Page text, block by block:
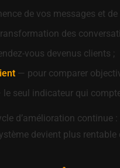
de vos messages et de
des
vous devenus clients ;
— pour comparer
le seul indicateur qui
d’amélioration
devient plus rentable